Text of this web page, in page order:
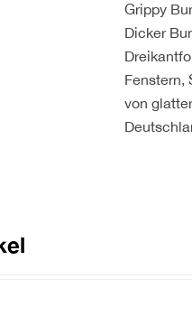
Grippy
Dicker
Fenstern,
von